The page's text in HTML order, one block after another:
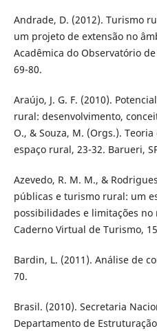
Andrade, D. (2012). Turismo
um projeto de extensão no
Acadêmica do Observatório
69-80.
Araújo, J. G. F. (2010).
rural: desenvolvimento,
O., & Souza, M. (Orgs.).
espaço rural, 23-32. Barueri,
Azevedo, R. M. M., &
públicas e turismo rural: um
possibilidades e limitações
Caderno Virtual de Turismo,
Bardin, L. (2011). Análise de
70.
Brasil. (2010). Secretaria
Departamento de